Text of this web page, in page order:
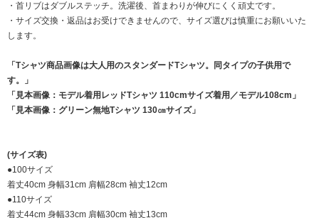
・首リブはダブルステッチ。洗濯後、首まわりが伸びにくく頑丈です。
・サイズ交換・返品はお受けできませんので、サイズ選びは慎重にお願いいた
します。
「Tシャツ商品画像は大人用のスタンダードTシャツ。同タイプの子供用で
す。」
「見本画像：モデル着用レッドTシャツ 110cmサイズ着用／モデル108cm」
「見本画像：グリーン無地Tシャツ 130㎝サイズ」
(サイズ表)
●100サイズ
着丈40cm 身幅31cm 肩幅28cm 袖丈12cm
●110サイズ
着丈44cm 身幅33cm 肩幅30cm 袖丈13cm